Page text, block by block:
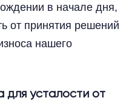
в начале дня,
от принятия решений
нашего
для усталости от